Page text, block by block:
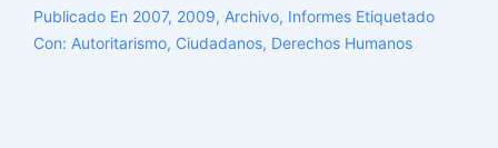
RÉGIMEN
Publicado En 2007, 2009, Archivo, Informes Etiquetado
Con: Autoritarismo, Ciudadanos, Derechos Humanos